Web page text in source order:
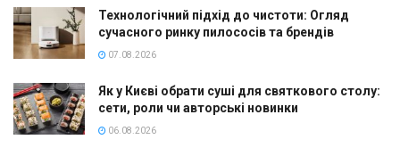
Технологічний підхід до чистоти: Огляд
сучасного ринку пилососів та брендів
07.08.2026
Як у Києві обрати суші для святкового столу:
сети, роли чи авторські новинки
06.08.2026